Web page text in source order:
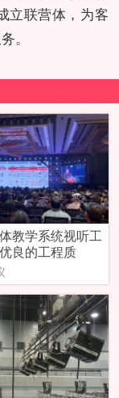
立联营体，为客
。
教学系统视听工
良的工程质